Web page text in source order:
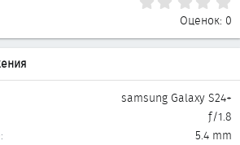
Оценок: 0
samsung Galaxy S24+
ƒ/1.8
5.4 mm